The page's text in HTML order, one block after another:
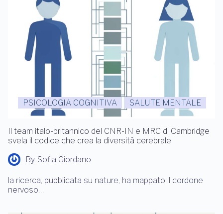
PSICOLOGIA COGNITIVA SALUTE MENTALE
Il team italo-britannico del CNR-IN e MRC di Cambridge
svela il codice che crea la diversità cerebrale
By Sofia Giordano
la ricerca, pubblicata su nature, ha mappato il cordone
nervoso…